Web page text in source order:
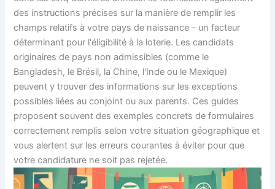
des instructions précises sur la manière de remplir les
champs relatifs à votre pays de naissance – un facteur
déterminant pour l'éligibilité à la loterie. Les candidats
originaires de pays non admissibles (comme le
Bangladesh, le Brésil, la Chine, l'Inde ou le Mexique)
peuvent y trouver des informations sur les exceptions
possibles liées au conjoint ou aux parents. Ces guides
proposent souvent des exemples concrets de formulaires
correctement remplis selon votre situation géographique et
vous alertent sur les erreurs courantes à éviter pour que
votre candidature ne soit pas rejetée.